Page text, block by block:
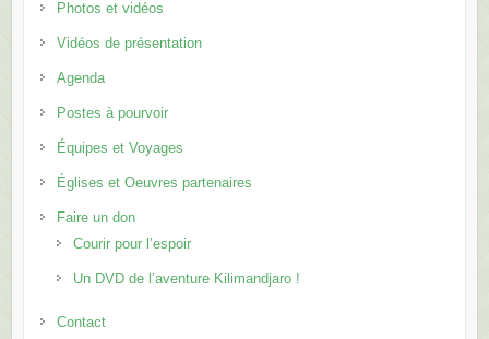
Photos et vidéos
Vidéos de présentation
Agenda
Postes à pourvoir
Équipes et Voyages
Églises et Oeuvres partenaires
Faire un don
Courir pour l’espoir
Un DVD de l’aventure Kilimandjaro !
Contact